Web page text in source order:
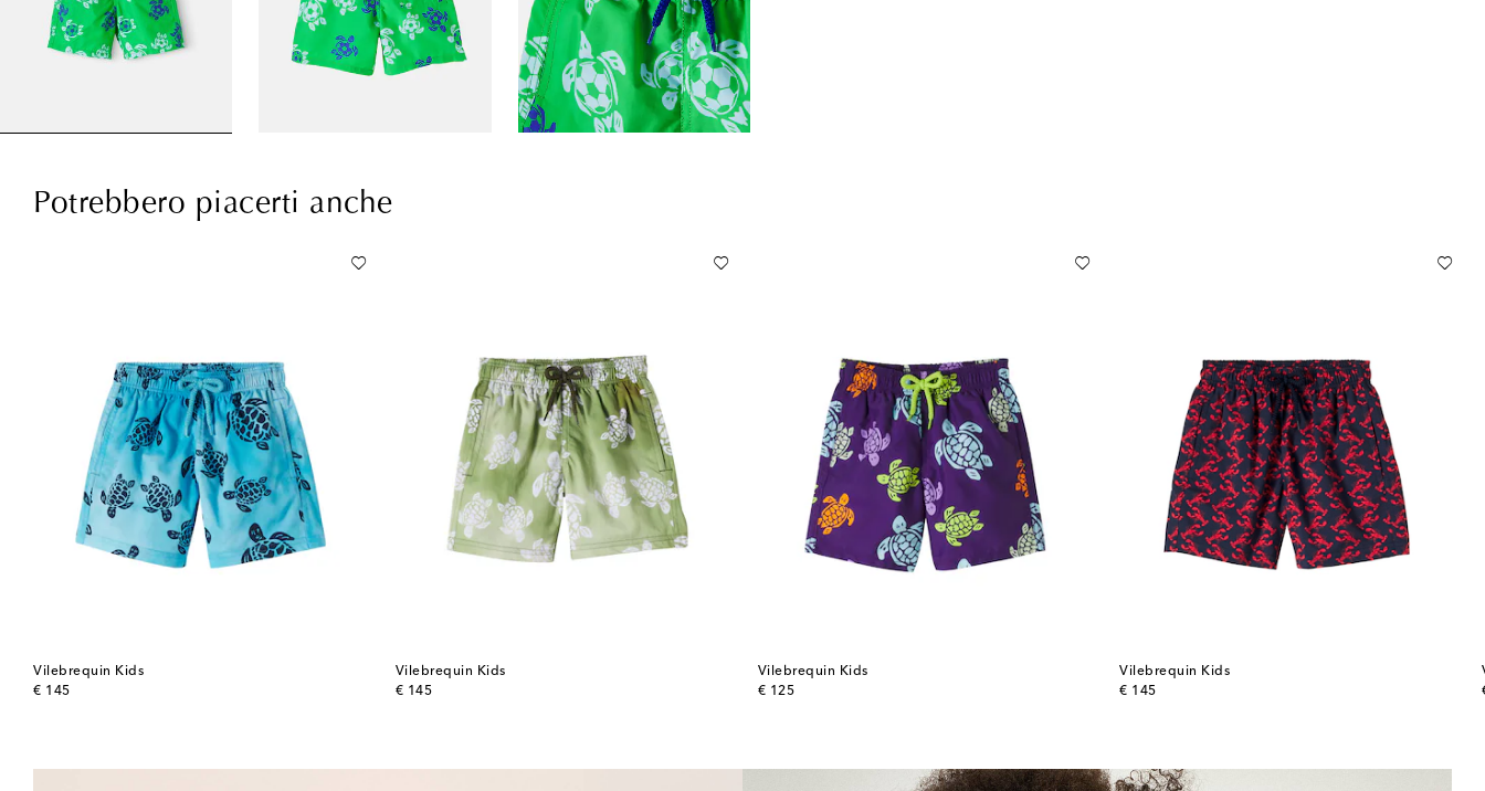
Potrebbero piacerti anche
Vilebrequin Kids
€ 145
original price
Vilebrequin Kids
€ 145
original price
Vilebrequin Kids
€ 125
original price
Vilebrequin Kids
€ 145
original price